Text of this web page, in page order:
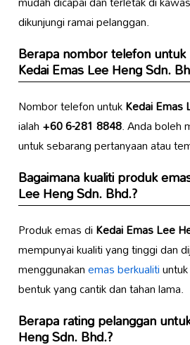
dikunjungi ramai pelanggan.
Berapa nombor telefon
Kedai Emas Lee Heng Sdn.
Nombor telefon untukKedai Emas
ialah+60 6-281 8848. Anda boleh
untuk sebarang pertanyaan atau
Bagaimana kualiti produk
Lee Heng Sdn. Bhd.?
Produk emas diKedai Emas Lee
mempunyai kualiti yang tinggi dan
menggunakanemas berkualiti
bentuk yang cantik dan tahan lama.
Berapa rating pelanggan
Heng Sdn. Bhd.?